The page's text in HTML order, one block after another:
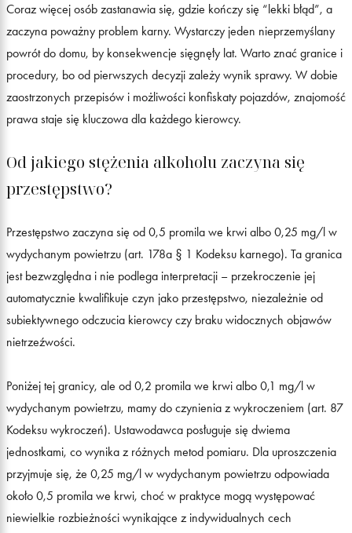
Coraz więcej osób zastanawia się, gdzie kończy się “lekki błąd”, a
zaczyna poważny problem karny. Wystarczy jeden nieprzemyślany
powrót do domu, by konsekwencje sięgnęły lat. Warto znać granice i
procedury, bo od pierwszych decyzji zależy wynik sprawy. W dobie
zaostrzonych przepisów i możliwości konfiskaty pojazdów, znajomość
prawa staje się kluczowa dla każdego kierowcy.
Od jakiego stężenia alkoholu zaczyna się
przestępstwo?
Przestępstwo zaczyna się od 0,5 promila we krwi albo 0,25 mg/l w
wydychanym powietrzu (art. 178a § 1 Kodeksu karnego). Ta granica
jest bezwzględna i nie podlega interpretacji – przekroczenie jej
automatycznie kwalifikuje czyn jako przestępstwo, niezależnie od
subiektywnego odczucia kierowcy czy braku widocznych objawów
nietrzeźwości.
Poniżej tej granicy, ale od 0,2 promila we krwi albo 0,1 mg/l w
wydychanym powietrzu, mamy do czynienia z wykroczeniem (art. 87
Kodeksu wykroczeń). Ustawodawca posługuje się dwiema
jednostkami, co wynika z różnych metod pomiaru. Dla uproszczenia
przyjmuje się, że 0,25 mg/l w wydychanym powietrzu odpowiada
około 0,5 promila we krwi, choć w praktyce mogą występować
niewielkie rozbieżności wynikające z indywidualnych cech